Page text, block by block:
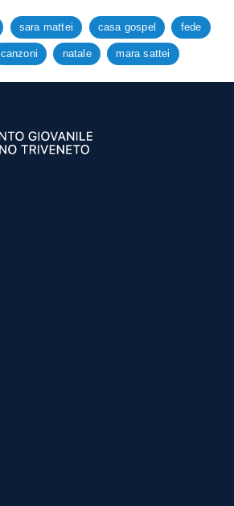
sara mattei casa gospel fede
canzoni natale mara sattei